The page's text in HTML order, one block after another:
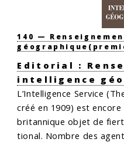
140 —
géographique
Editorial :
intelligence
L’Intelligence Service
créé en 1909) est
britannique objet de
tional. Nombre des